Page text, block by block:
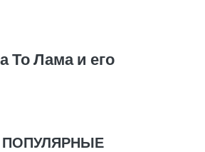
То Лама и его